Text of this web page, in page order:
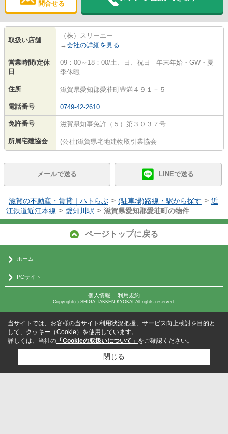
問合せる
取扱い店舗
（株）スリーエー
→ 会社の詳細を見る
営業時間/定休
日
09：00～18：00/土、日、祝日 年末年始・GW・夏
季休暇
住所 滋賀県愛知郡愛荘町豊満４９１－５
電話番号 0749-42-2610
免許番号 滋賀県知事免許（５）第３０３７号
所属宅建協会 (公社)滋賀県宅地建物取引業協会
メールで送る LINEで送る
滋賀の不動産・賃貸｜ハトらぶ > (駐車場)路線・駅から探す > 近
江鉄道近江本線 > 愛知川駅 > 滋賀県愛知郡愛荘町の物件
ページトップに戻る
ホーム
PCサイト
個人情報 ｜ 利用規約
Copyright(c) SHIGA TAKKEN KYOKAI All rights reserved.
当サイトでは、お客様の当サイト利用状況把握、サービス向上検討を目的と
して、クッキー（Cookie）を使用しています。
詳しくは、当社の 「Cookieの取扱いについて」 をご確認ください。
閉じる